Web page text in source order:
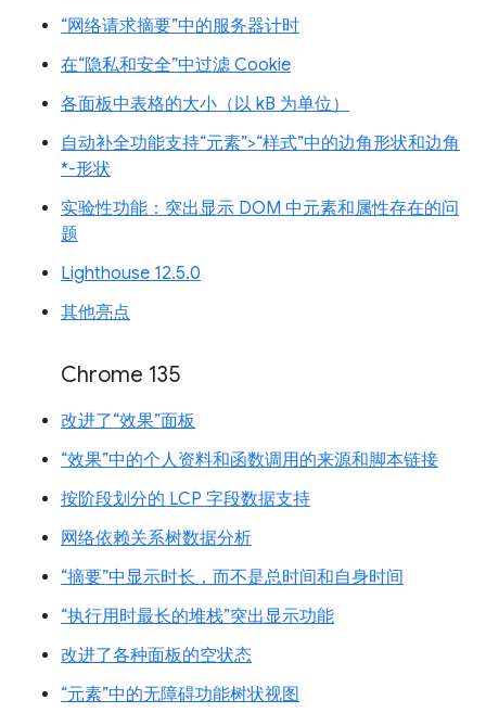
“网络请求摘要”中的服务器计时
在“隐私和安全”中过滤 Cookie
各面板中表格的大小（以 kB 为单位）
自动补全功能支持“元素”>“样式”中的边角形状和边角
*-形状
实验性功能：突出显示 DOM 中元素和属性存在的问
题
Lighthouse 12.5.0
其他亮点
Chrome 135
改进了“效果”面板
“效果”中的个人资料和函数调用的来源和脚本链接
按阶段划分的 LCP 字段数据支持
网络依赖关系树数据分析
“摘要”中显示时长，而不是总时间和自身时间
“执行用时最长的堆栈”突出显示功能
改进了各种面板的空状态
“元素”中的无障碍功能树状视图